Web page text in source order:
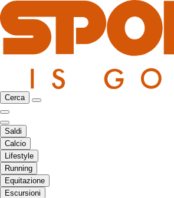
Cerca
Saldi
Calcio
Lifestyle
Running
Equitazione
Escursioni